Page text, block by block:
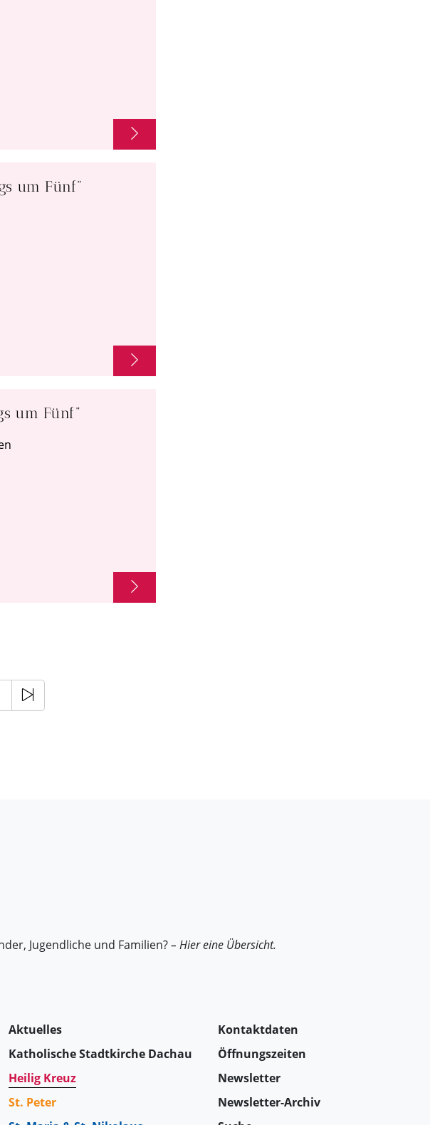
um Fünf"
um Fünf"
Jugendliche und Familien?– Hier eine Übersicht.
Aktuelles
Katholische Stadtkirche Dachau
Heilig Kreuz
St. Peter
Kontaktdaten
Öffnungszeiten
Newsletter
Newsletter-Archiv